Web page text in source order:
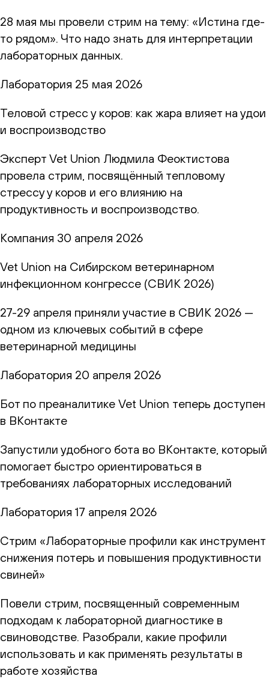
28 мая мы провели стрим на тему: «Истина где-
то рядом». Что надо знать для интерпретации
лабораторных данных.
Лаборатория 25 мая 2026
Теловой стресс у коров: как жара влияет на удои
и воспроизводство
Эксперт Vet Union Людмила Феоктистова
провела стрим, посвящённый тепловому
стрессу у коров и его влиянию на
продуктивность и воспроизводство.
Компания 30 апреля 2026
Vet Union на Сибирском ветеринарном
инфекционном конгрессе (СВИК 2026)
27-29 апреля приняли участие в СВИК 2026 —
одном из ключевых событий в сфере
ветеринарной медицины
Лаборатория 20 апреля 2026
Бот по преаналитике Vet Union теперь доступен
в ВКонтакте
Запустили удобного бота во ВКонтакте, который
помогает быстро ориентироваться в
требованиях лабораторных исследований
Лаборатория 17 апреля 2026
Стрим «Лабораторные профили как инструмент
снижения потерь и повышения продуктивности
свиней»
Повели стрим, посвященный современным
подходам к лабораторной диагностике в
свиноводстве. Разобрали, какие профили
использовать и как применять результаты в
работе хозяйства